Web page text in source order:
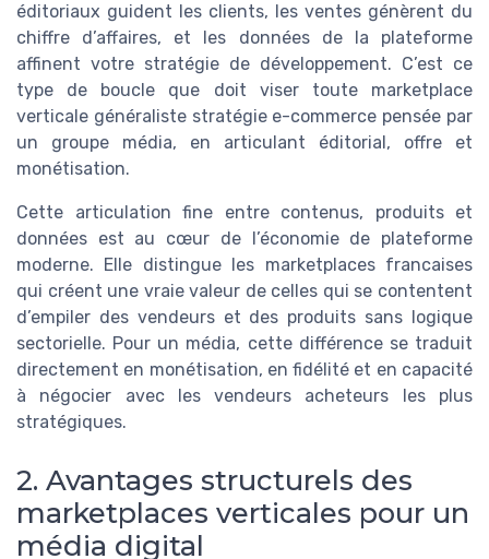
éditoriaux guident les clients, les ventes génèrent du
chiffre d’affaires, et les données de la plateforme
affinent votre stratégie de développement. C’est ce
type de boucle que doit viser toute marketplace
verticale généraliste stratégie e-commerce pensée par
un groupe média, en articulant éditorial, offre et
monétisation.
Cette articulation fine entre contenus, produits et
données est au cœur de l’économie de plateforme
moderne. Elle distingue les marketplaces francaises
qui créent une vraie valeur de celles qui se contentent
d’empiler des vendeurs et des produits sans logique
sectorielle. Pour un média, cette différence se traduit
directement en monétisation, en fidélité et en capacité
à négocier avec les vendeurs acheteurs les plus
stratégiques.
2. Avantages structurels des
marketplaces verticales pour un
média digital